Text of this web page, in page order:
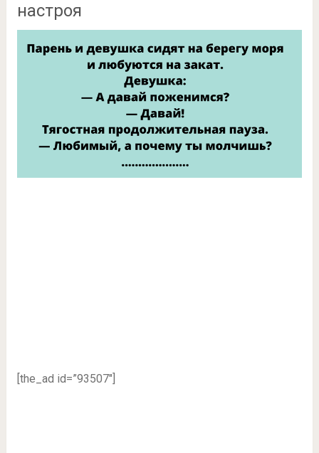
настроя
[the_ad id=”93507″]